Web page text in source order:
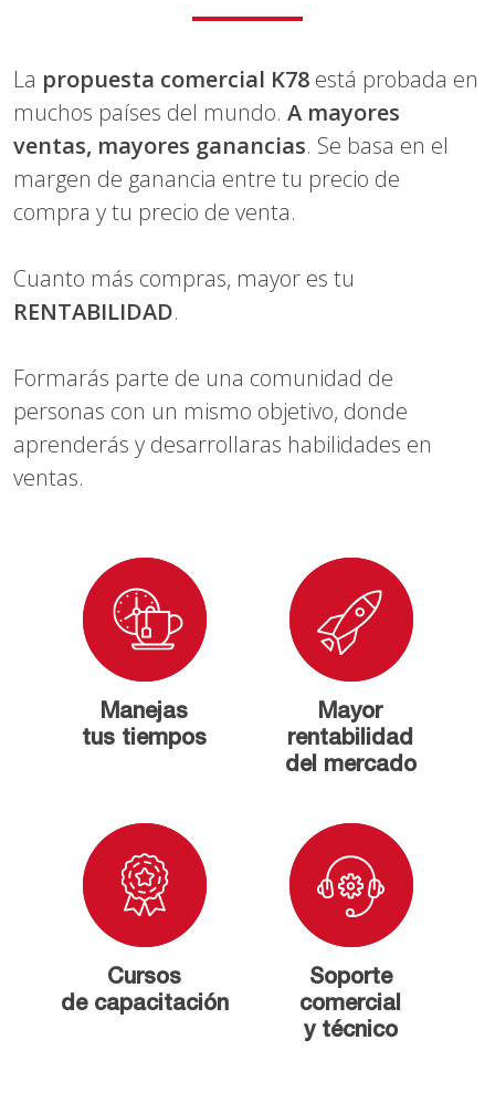
La propuesta comercial K78 está probada en
muchos países del mundo. A mayores
ventas, mayores ganancias. Se basa en el
margen de ganancia entre tu precio de
compra y tu precio de venta.
Cuanto más compras, mayor es tu
RENTABILIDAD.
Formarás parte de una comunidad de
personas con un mismo objetivo, donde
aprenderás y desarrollaras habilidades en
ventas.
Manejas
tus tiempos
Mayor
rentabilidad
del mercado
Cursos
de capacitación
Soporte
comercial
y técnico